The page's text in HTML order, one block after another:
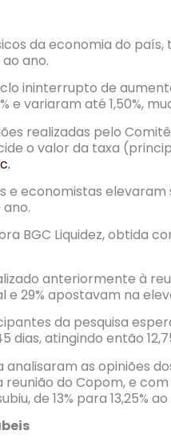
da economia do
ao ano.
ininterrupto de
e variaram até 1,50%,
realizadas pelo
o valor da taxa
e economistas
BGC Liquidez, obtida
anteriormente à
29% apostavam na
da pesquisa
dias, atingindo então
analisaram as opiniões
do Copom, e
de 13% para 13,25%